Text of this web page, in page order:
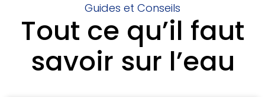
Guides et Conseils
Tout ce qu’il faut
savoir sur l’eau